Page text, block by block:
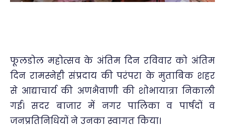
फूलडोल महोत्सव के अंतिम दिन रविवार को अंतिम
दिन रामस्नेही संप्रदाय की परंपरा के मुताबिक शहर
से आद्याचार्य की अणभैवाणी की शोभायात्रा निकाली
गई। सदर बाजार में नगर पालिका व पार्षदों व
जनप्रतिनिधियों ने उनका स्वागत किया।